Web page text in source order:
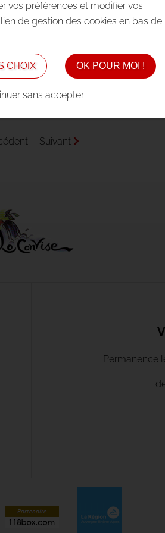
de Mimi Bourgade sera célébrée
Suivant
Permanence
vos préférences et modifier vos
de gestion des cookies en bas de
CHOIX OK POUR MOI !
sans accepter